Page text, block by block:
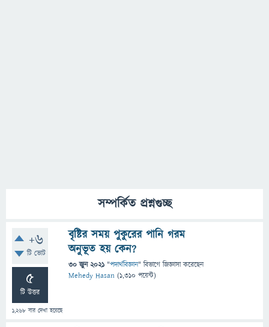
সম্পর্কিত প্রশ্নগুচ্ছ
+6
টি ভোট
5
টি উত্তর
1,268 বার দেখা হয়েছে
বৃষ্টির সময় পুকুরের পানি গরম
অনুভূত হয় কেন?
30 জুন 2021 "পদার্থবিজ্ঞান" বিভাগে জিজ্ঞাসাকরেছেন
Mehedy Hasan (1,310 পয়েন্ট)